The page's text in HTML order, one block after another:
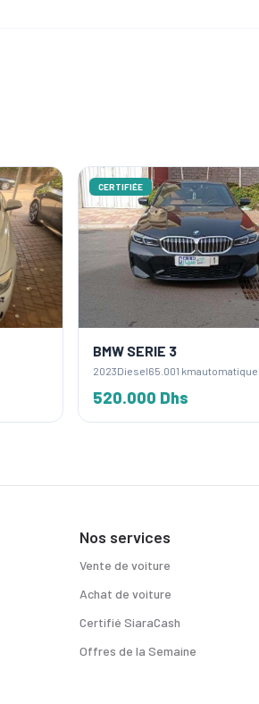
CERTIFIÉE
65.001 kmautomatique
Nos services
Vente de voiture
Achat de voiture
Certifié SiaraCash
Offres de la Semaine